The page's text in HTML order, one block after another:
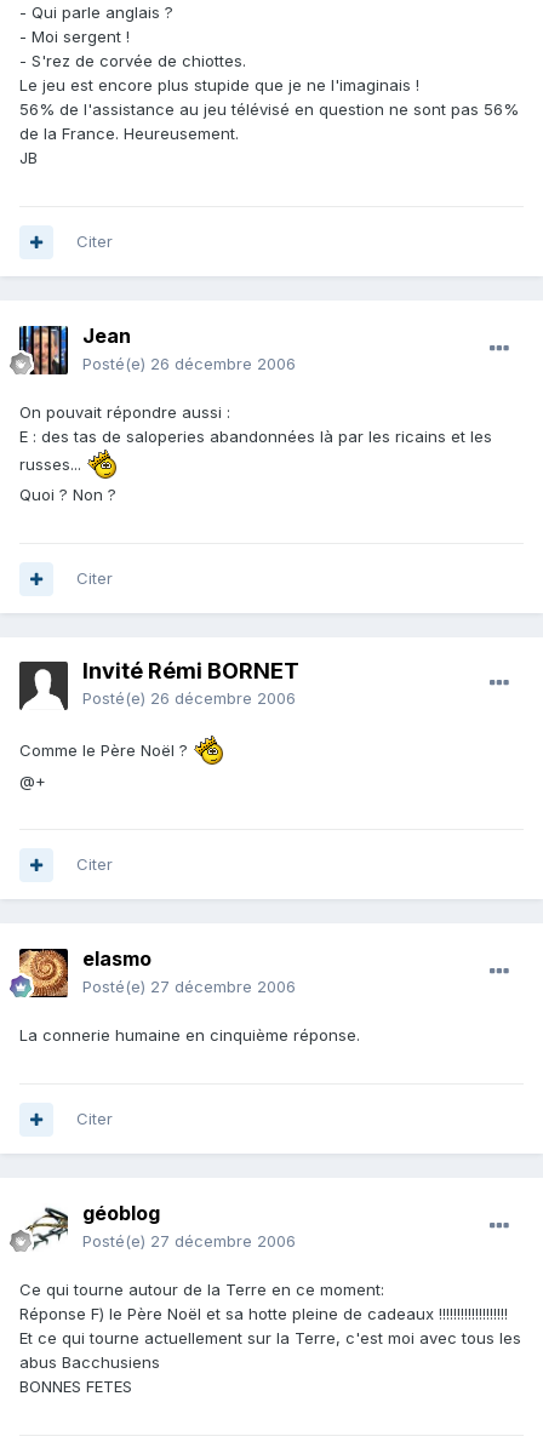
- Qui parle anglais ?
- Moi sergent !
- S'rez de corvée de chiottes.
Le jeu est encore plus stupide que je ne l'imaginais !
56% de l'assistance au jeu télévisé en question ne sont pas 56%
de la France. Heureusement.
JB
Citer
Jean
Posté(e) 26 décembre 2006
On pouvait répondre aussi :
E : des tas de saloperies abandonnées là par les ricains et les
russes...
Quoi ? Non ?
Citer
Invité Rémi BORNET
Posté(e) 26 décembre 2006
Comme le Père Noël ?
@+
Citer
elasmo
Posté(e) 27 décembre 2006
La connerie humaine en cinquième réponse.
Citer
géoblog
Posté(e) 27 décembre 2006
Ce qui tourne autour de la Terre en ce moment:
Réponse F) le Père Noël et sa hotte pleine de cadeaux !!!!!!!!!!!!!!!!!!!
Et ce qui tourne actuellement sur la Terre, c'est moi avec tous les
abus Bacchusiens
BONNES FETES